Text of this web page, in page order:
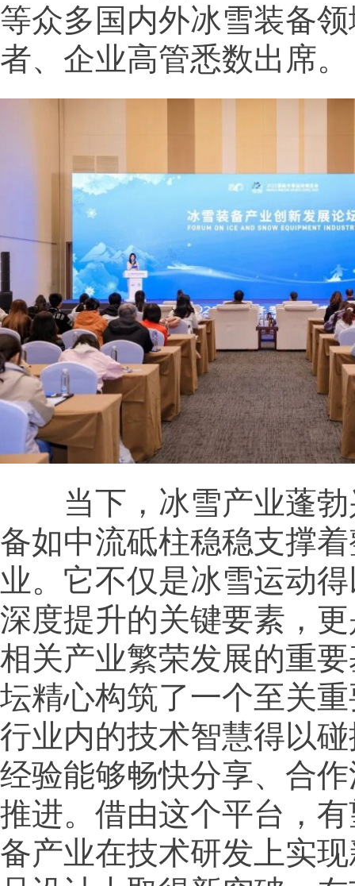
等众多国内外冰雪装备
者、企业高管悉数出席。
当下，冰雪产业蓬勃
备如中流砥柱稳稳支撑
业。它不仅是冰雪运动
深度提升的关键要素，
相关产业繁荣发展的重
坛精心构筑了一个至关
行业内的技术智慧得以
经验能够畅快分享、合
推进。借由这个平台，
备产业在技术研发上实